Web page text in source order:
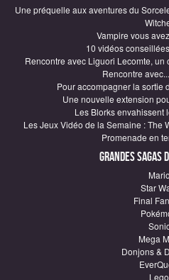
Une préquelle aux aventures du
Vampire vous
10 vidéos
Rencontre avec Liguori Lecomte,
Rencontre
Pour accompagner la sortie
Une nouvelle extension
Les Blorks envahissent
Les Jeux Vidéo de la Semaine : The
Promenade en
Grandes sagas
Mario
Star
Final
Mega
Donjons &
Lego